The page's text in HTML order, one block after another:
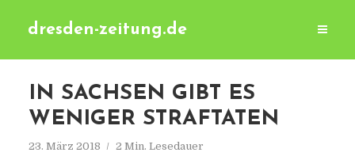
dresden-zeitung.de
IN SACHSEN GIBT ES
WENIGER STRAFTATEN
23. März 2018 2 Min. Lesedauer